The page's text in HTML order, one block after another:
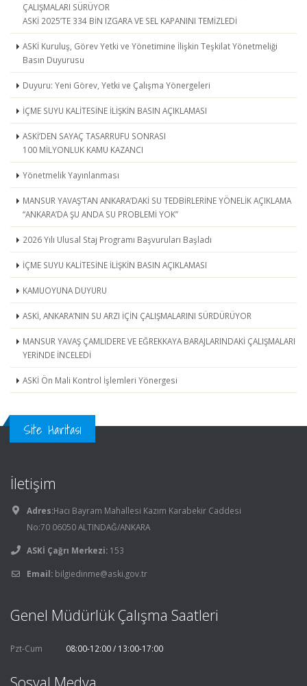
ÇALIŞMALARI SÜRÜYOR
ASKİ 2025’TE 334 BİN IZGARA VE SEL KAPANINI TEMİZLEDİ
ASKİ Kuruluş, Görev Yetki ve Yönetimine İlişkin Teşkilat Yönetmeliği
Basın Duyurusu
Duyuru: Yeni Görev, Yetki ve Çalışma Yönergeleri
İÇME SUYU KALİTESİNE İLİŞKİN BASIN AÇIKLAMASI
ASKİ’DEN SAYAÇ TASARRUFU SONRASI
100 MİLYONLUK KAMU KAZANCI
Yönetmelik Yayınlanması
MANSUR YAVAŞ’TAN ANKARA’DAKİ SU TEDBİRLERİNE YÖNELİK AÇIKLAMA
“ANKARA’DA ŞU ANDA SU PROBLEMİ YOK”
2026 Yılı Ulusal Staj Programı Başvuruları Başladı
İÇME SUYU KALİTESİNE İLİŞKİN BASIN AÇIKLAMASI
KAMUOYUNA DUYURU
ASKİ, ANKARA’NIN SU ARZI İÇİN ÇALIŞMALARINI SÜRDÜRÜYOR
MANSUR YAVAŞ ÇAMLIDERE VE EĞREKKAYA BARAJLARINDAKİ ÇALIŞMALARI
YERİNDE İNCELEDİ
ASKİ Ön Mali Kontrol İşlemleri Yönergesi
Site Haritası
İletişim
Adres:Hacı Bayram Mahallesi Kazım Karabekir Caddesi
No:70 06050 ALTINDAĞ/ANKARA
ASKİ Çağrı Merkezi: 153
Email: bilgiedinme@aski.gov.tr
Genel Müdürlük Çalışma Saatleri
Pzt-Cum 08:00-12:00 / 13:00-17:00
Sosyal Medya